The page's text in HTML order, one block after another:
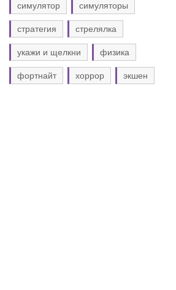
симулятор симуляторы
стратегия стрелялка
укажи и щелкни физика
фортнайт хоррор экшен